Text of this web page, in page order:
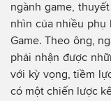
ngành game,
nhìn của nhiều phụ
Game. Theo ông,
phải nhận được
với kỳ vọng, tiềm
có một chiến lược